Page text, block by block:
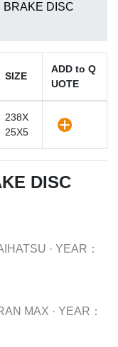
BRAKE DISC
SIZE
ADD to Q
UOTE
238X
25X5
DISC
· YEAR：
MAX · YEAR：